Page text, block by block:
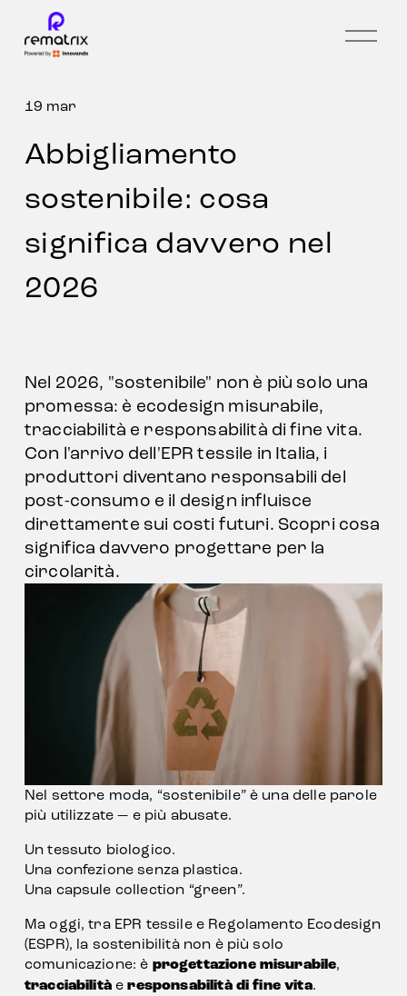
O
p
Abbigliamento
sostenibile: cosa
significa davvero nel
2026
19 mar
Nel 2026, "sostenibile" non è più solo una
promessa: è ecodesign misurabile,
tracciabilità e responsabilità di fine vita.
Con l'arrivo dell'EPR tessile in Italia, i
produttori diventano responsabili del
post-consumo e il design influisce
direttamente sui costi futuri. Scopri cosa
significa davvero progettare per la
circolarità.
Nel settore moda, “sostenibile” è una delle parole
più utilizzate — e più abusate.
Un tessuto biologico.
Una confezione senza plastica.
Una capsule collection “green”.
Ma oggi, tra EPR tessile e Regolamento Ecodesign
(ESPR), la sostenibilità non è più solo
comunicazione: è progettazione misurabile
tracciabilità e responsabilità di fine vita.